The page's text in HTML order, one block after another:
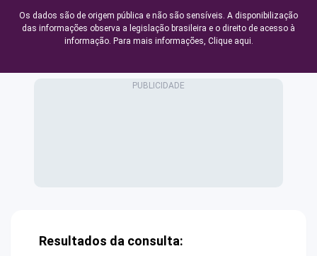
Os dados são de origem pública e não são sensíveis. A disponibilização
das informações observa a legislação brasileira e o direito de acesso à
informação. Para mais informações, Clique aqui.
Resultados da consulta: